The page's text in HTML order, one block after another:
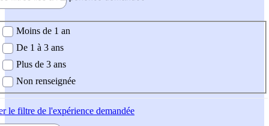
demandée
Moins de 1 an
De 1 à 3 ans
Plus de 3 ans
Non renseignée
le filtre de l'expérience demandée